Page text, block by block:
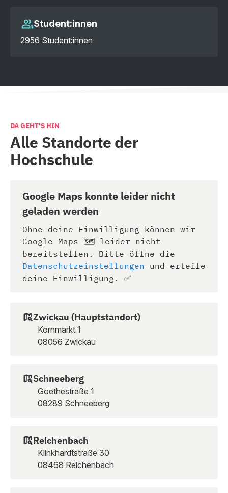
Student:innen
2956 Student:innen
DA GEHT'S HIN
Alle Standorte der
Hochschule
Google Maps konnte leider nicht
geladen werden
Ohne deine Einwilligung können wir
Google Maps 🗺️ leider nicht
bereitstellen. Bitte öffne die
Datenschutzeinstellungen und erteile
deine Einwilligung. ✅
Zwickau (Hauptstandort)
Kornmarkt 1
08056 Zwickau
Schneeberg
Goethestraße 1
08289 Schneeberg
Reichenbach
Klinkhardtstraße 30
08468 Reichenbach